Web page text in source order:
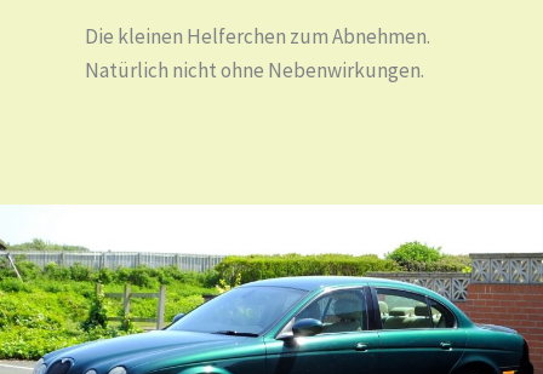
Die kleinen Helferchen zum Abnehmen.
Natürlich nicht ohne Nebenwirkungen.